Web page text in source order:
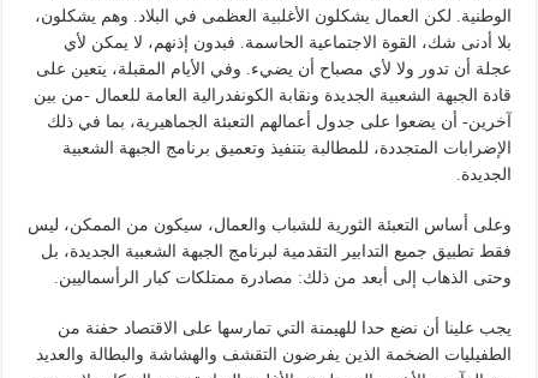
الوطنية. لكن العمال يشكلون الأغلبية العظمى في البلاد. وهم يشكلون،
بلا أدنى شك، القوة الاجتماعية الحاسمة. فبدون إذنهم، لا يمكن لأي
عجلة أن تدور ولا لأي مصباح أن يضيء. وفي الأيام المقبلة، يتعين على
قادة الجبهة الشعبية الجديدة ونقابة الكونفدرالية العامة للعمال -من بين
آخرين- أن يضعوا على جدول أعمالهم التعبئة الجماهيرية، بما في ذلك
الإضرابات المتجددة، للمطالبة بتنفيذ وتعميق برنامج الجبهة الشعبية
الجديدة.
وعلى أساس التعبئة الثورية للشباب والعمال، سيكون من الممكن، ليس
فقط تطبيق جميع التدابير التقدمية لبرنامج الجبهة الشعبية الجديدة، بل
وحتى الذهاب إلى أبعد من ذلك: مصادرة ممتلكات كبار الرأسماليين.
يجب علينا أن نضع حدا للهيمنة التي تمارسها على الاقتصاد حفنة من
الطفيليات الضخمة الذين يفرضون التقشف والهشاشة والبطالة والعديد